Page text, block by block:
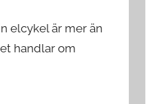
elcykel är mer än
handlar om